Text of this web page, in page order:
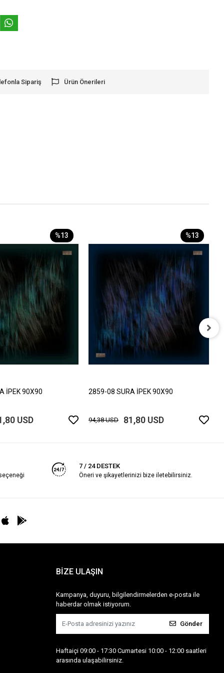
Sipariş Ürün Önerileri
%13
İPEK 90X90
USD
%13
2859-08 SURA İPEK 90X90
94,38 USD 81,80 USD
7 / 24 DESTEK
Öneri ve şikayetlerinizi bize iletebilirsiniz.
BİZE ULAŞIN
Kampanya, duyuru, bilgilendirmelerden e-posta ile
haberdar olmak istiyorum.
Gönder
Haftaiçi 09:00 - 17:30 Cumartesi 10:00 - 12:00 saatleri
arasında ulaşabilirsiniz.